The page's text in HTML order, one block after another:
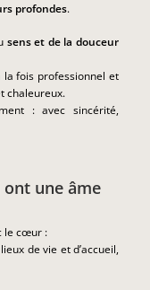
profondes.
sens et de la douceur
la fois professionnel et
chaleureux.
: avec sincérité,
une âme
le cœur :
de vie et d’accueil,